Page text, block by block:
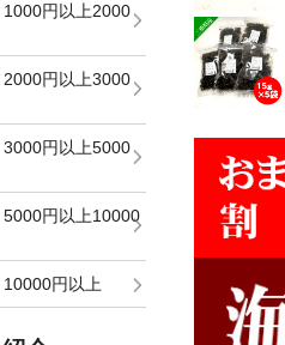
1000円以上2000
2000円以上3000
3000円以上5000
円以上10000
円以上